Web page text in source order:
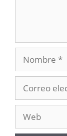
Nombre
electrónico